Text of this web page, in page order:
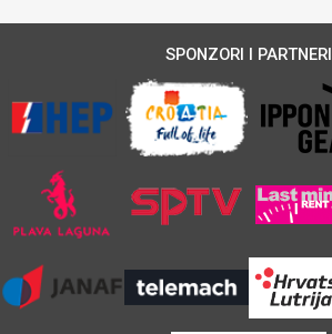
SPONZORI I PARTNERI